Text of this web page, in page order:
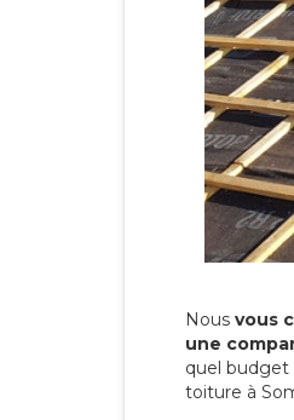
Nous vous
une
quel budget
toiture à